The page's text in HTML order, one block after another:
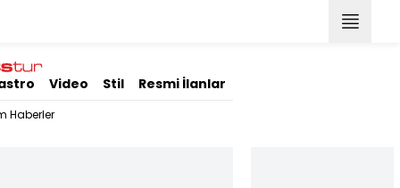
Video Stil Resmi İlanlar
Haberler